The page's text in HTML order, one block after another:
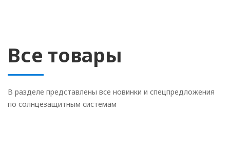
Все товары
В разделе представлены все новинки и спецпредложения
по солнцезащитным системам